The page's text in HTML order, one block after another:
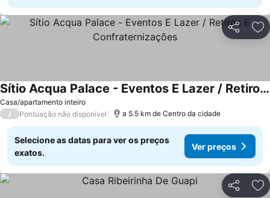
Partilhar
Casa/apartamento inteiro
Sítio Acqua Palace - Eventos E Lazer / Retiros E Confraternizações
/ Pontuação não disponível a 5.5 km de Centro da cidade
Selecione as datas para ver os preços
exatos.
Ver preços
Partilhar